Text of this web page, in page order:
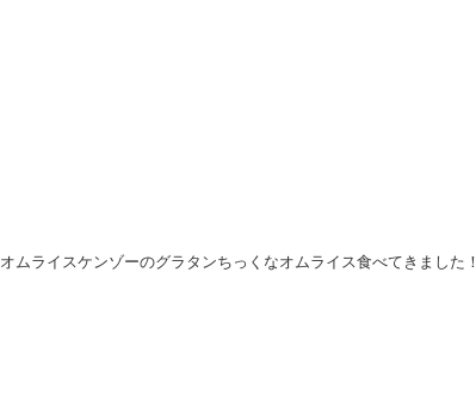
オムライスケンゾーのグラタンちっくなオムライス食べてきました！